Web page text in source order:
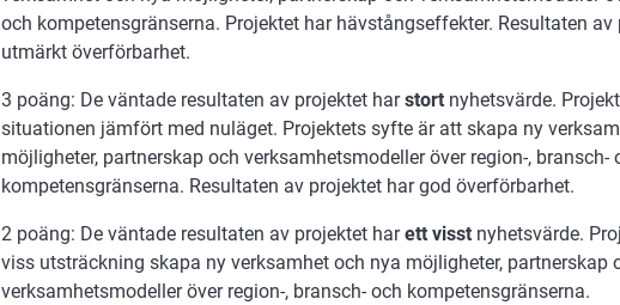
och kompetensgränserna. Projektet har hävstångseffekter. Resultaten av
utmärkt överförbarhet.
3 poäng: De väntade resultaten av projektet harstort nyhetsvärde.
situationen jämfört med nuläget. Projektets syfte är att skapa ny
möjligheter, partnerskap och verksamhetsmodeller över region-, bransch-
kompetensgränserna. Resultaten av projektet har god överförbarhet.
2 poäng: De väntade resultaten av projektet harett visst nyhetsvärde.
viss utsträckning skapa ny verksamhet och nya möjligheter, partnerskap
verksamhetsmodeller över region-, bransch- och kompetensgränserna.